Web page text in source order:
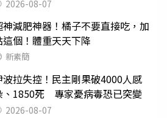
2026-08-07
神減肥神器！橘子不要直接吃，加
這個！體重天天下降
新素簡
波拉失控！民主剛果破4000人感
、1850死 專家憂病毒恐已突變
2026-08-07